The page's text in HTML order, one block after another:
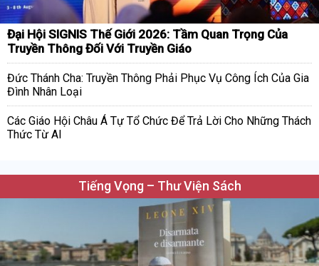
Đại Hội SIGNIS Thế Giới 2026: Tầm Quan Trọng Của
Truyền Thông Đối Với Truyền Giáo
Đức Thánh Cha: Truyền Thông Phải Phục Vụ Công Ích Của Gia
Đình Nhân Loại
Các Giáo Hội Châu Á Tự Tổ Chức Để Trả Lời Cho Những Thách
Thức Từ AI
Tiếng Vọng – Thư Viện Sách